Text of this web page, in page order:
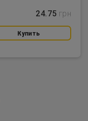
24.75 грн
Купить